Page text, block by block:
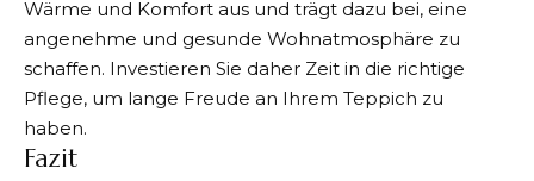
Wärme und Komfort aus und trägt dazu bei, eine
angenehme und gesunde Wohnatmosphäre zu
schaffen. Investieren Sie daher Zeit in die richtige
Pflege, um lange Freude an Ihrem Teppich zu
haben.
Fazit